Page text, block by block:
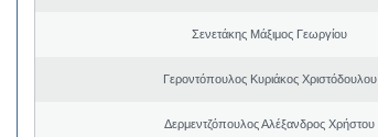
Σενετάκης Μάξιμος Γεωργίου
Γεροντόπουλος Κυριάκος Χριστόδουλου
Δερμεντζόπουλος Αλέξανδρος Χρήστου